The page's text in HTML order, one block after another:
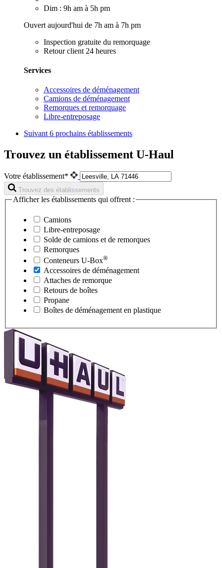
Dim : 9h am à 5h pm
Ouvert aujourd'hui de 7h am à 7h pm
Inspection gratuite du remorquage
Retour client 24 heures
Services
Accessoires de déménagement
Camions de déménagement
Remorques et remorquage
Libre-entreposage
Suivant 6 prochains établissements
Trouvez un établissement U-Haul
Votre établissement*
Trouvez des établissements
Afficher les établissements qui offrent :
Camions
Libre-entreposage
Solde de camions et de remorques
Remorques
Conteneurs U-Box®
Accessoires de déménagement
Attaches de remorque
Retours de boîtes
Propane
Boîtes de déménagement en plastique